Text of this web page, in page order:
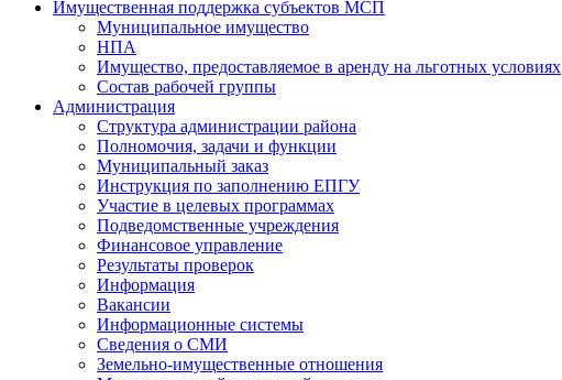
Имущественная поддержка субъектов МСП
Муниципальное имущество
НПА
Имущество, предоставляемое в аренду на льготных условиях
Состав рабочей группы
Администрация
Структура администрации района
Полномочия, задачи и функции
Муниципальный заказ
Инструкция по заполнению ЕПГУ
Участие в целевых программах
Подведомственные учреждения
Финансовое управление
Результаты проверок
Информация
Вакансии
Информационные системы
Сведения о СМИ
Земельно-имущественные отношения